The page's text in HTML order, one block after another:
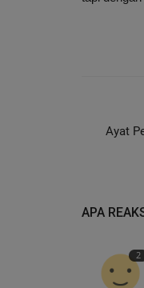
Ayat
APA
2